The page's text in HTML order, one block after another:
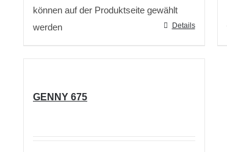
können auf der Produktseite gewählt
werden
Details
GENNY 675